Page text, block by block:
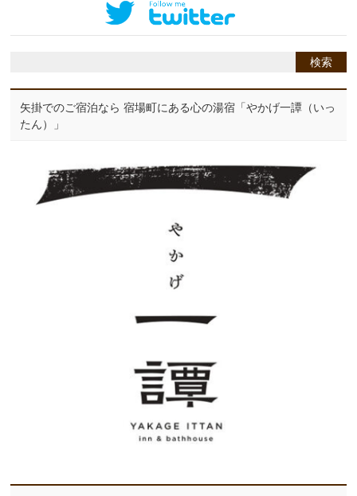
矢掛でのご宿泊なら 宿場町にある心の湯宿「やかげ一譚（いっ
たん）」